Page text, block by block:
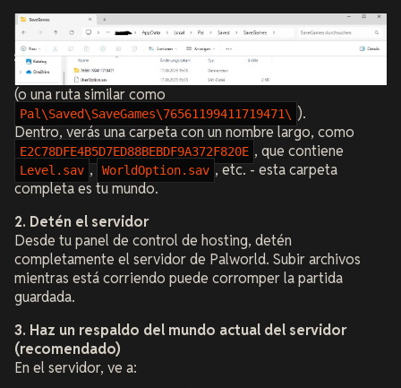
(o una ruta similar como
Pal\Saved\SaveGames\76561199411719471\ ).
Dentro, verás una carpeta con un nombre largo, como
E2C78DFE4B5D7ED88BEBDF9A372F820E , que contiene
Level.sav , WorldOption.sav , etc. - esta carpeta
completa es tu mundo.
2. Detén el servidor
Desde tu panel de control de hosting, detén
completamente el servidor de Palworld. Subir archivos
mientras está corriendo puede corromper la partida
guardada.
3. Haz un respaldo del mundo actual del servidor
(recomendado)
En el servidor, ve a: